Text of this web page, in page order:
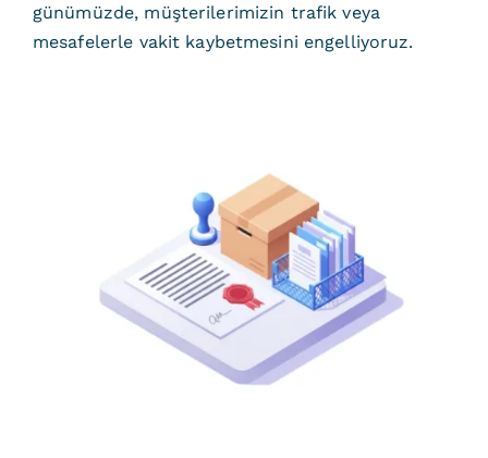
günümüzde, müşterilerimizin trafik veya
mesafelerle vakit kaybetmesini engelliyoruz.